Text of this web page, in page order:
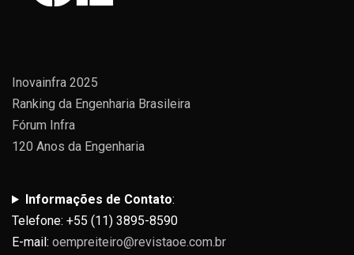
Inovainfra 2025
Ranking da Engenharia Brasileira
Fórum Infra
120 Anos da Engenharia
Informações de Contato:
Telefone: +55 (11) 3895-8590
E-mail: oempreiteiro@revistaoe.com.br